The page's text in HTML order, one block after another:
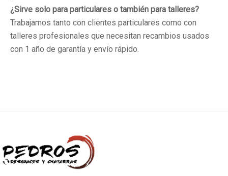
¿Sirve solo para particulares o también para talleres?
Trabajamos tanto con clientes particulares como con
talleres profesionales que necesitan recambios usados
con 1 año de garantía y envío rápido.